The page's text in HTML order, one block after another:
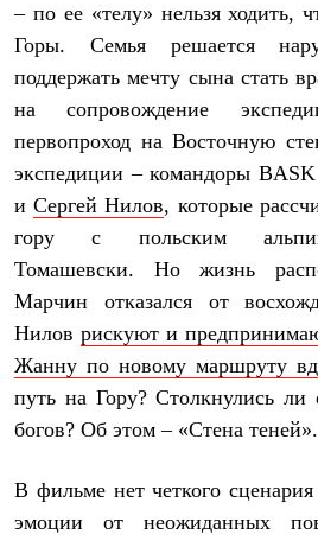
Лёгкая одежда
Футболки
Рубашки
Толстовки
Брюки
Шорты
Утепленная пухом
Куртки
Жилеты
Утепленная синтетикой
Куртки
Брюки
Штормовая одежда
Куртки
Софтшелл одежда
Куртки
Брюки
Футболки
Толстовки
– по ее «телу» нельзя ходить,
Горы. Семья решается
поддержать мечту сына стать
на сопровождение
первопроход на Восточную
экспедиции – командоры
иСергей Нилов, которые
гору с польским
Томашевски. Но жизнь
Марчин отказался от
Нилов рискуют и
Жанну по новому маршруту
путь на Гору? Столкнулись
богов? Об этом – «Стена теней».
В фильме нет четкого
эмоции от неожиданных